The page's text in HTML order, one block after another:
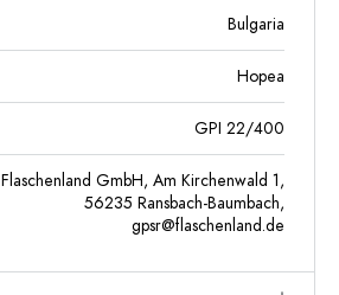
Bulgaria
Hopea
GPI 22/400
Flaschenland GmbH, Am Kirchenwald 1,
56235 Ransbach-Baumbach,
gpsr@flaschenland.de